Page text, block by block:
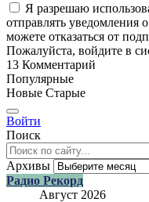
Я разрешаю
отправлять уведомления
можете отказаться от
Пожалуйста, войдите в
13 Комментарий
Популярные
Новые Старые
Войти
Поиск
Архивы
Радио Рекорд
Август 2026